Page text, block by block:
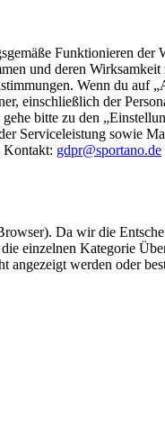
Funktionieren der
und deren
Wenn du auf
einschließlich der
bitte zu den
Serviceleistung sowie
Kontakt: gdpr@sportano.de
Da wir die
einzelnen Kategorie
werden oder